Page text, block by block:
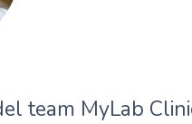
team MyLab